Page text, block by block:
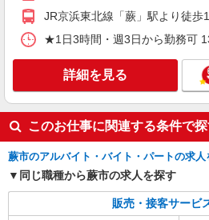
JR京浜東北線「蕨」駅より徒歩
★1日3時間・週3日から勤務可
詳細を見る
このお仕事に関連する条件で
蕨市のアルバイト・バイト・パートの求人
同じ職種から蕨市の求人を探す
販売・接客サービ